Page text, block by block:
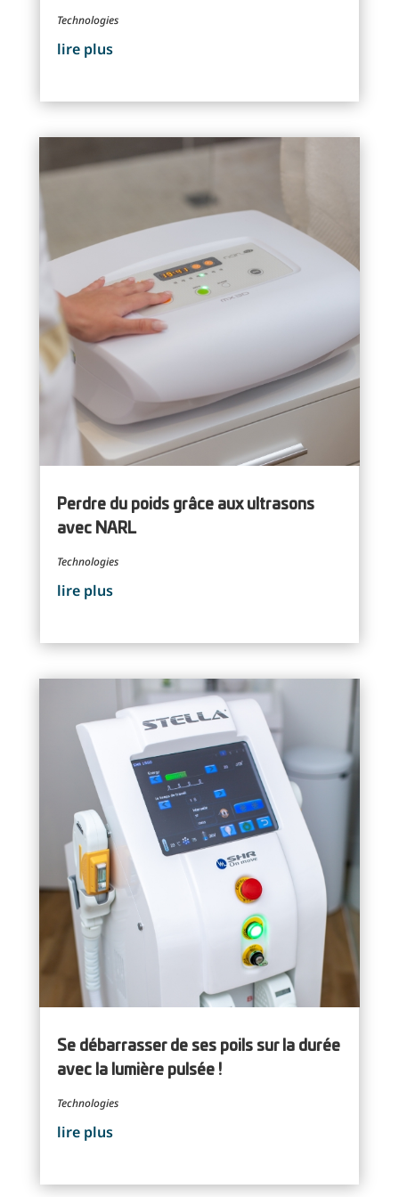
Technologies
lire plus
Perdre du poids grâce aux ultrasons
avec NARL
Technologies
lire plus
Se débarrasser de ses poils sur la durée
avec la lumière pulsée !
Technologies
lire plus